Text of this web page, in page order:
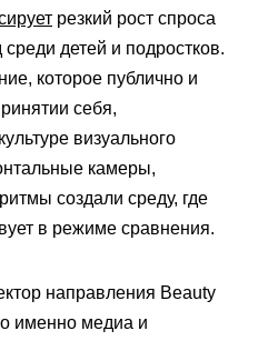
резкий рост спроса
детей и подростков.
которое публично и
себя,
визуального
камеры,
создали среду, где
в режиме сравнения.
направления Beauty
именно медиа и